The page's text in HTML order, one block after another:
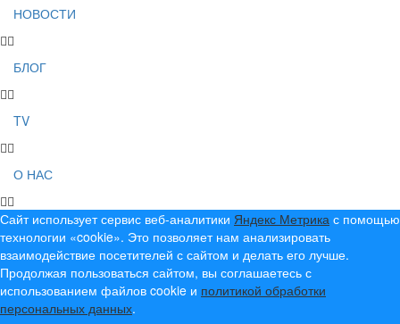
НОВОСТИ
БЛОГ
TV
О НАС
Сайт использует сервис веб-аналитики Яндекс Метрика с помощью
технологии «cookie». Это позволяет нам анализировать
взаимодействие посетителей с сайтом и делать его лучше.
Продолжая пользоваться сайтом, вы соглашаетесь с
использованием файлов cookie и политикой обработки
персональных данных.